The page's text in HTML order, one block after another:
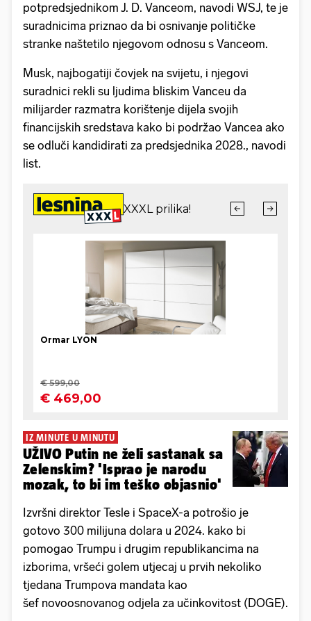
potpredsjednikom J. D. Vanceom, navodi WSJ, te je
suradnicima priznao da bi osnivanje političke
stranke naštetilo njegovom odnosu s Vanceom.
Musk, najbogatiji čovjek na svijetu, i njegovi
suradnici rekli su ljudima bliskim Vanceu da
milijarder razmatra korištenje dijela svojih
financijskih sredstava kako bi podržao Vancea ako
se odluči kandidirati za predsjednika 2028., navodi
list.
IZ MINUTE U MINUTU
UŽIVO Putin ne želi sastanak sa
Zelenskim? 'Isprao je narodu
mozak, to bi im teško objasnio'
Izvršni direktor Tesle i SpaceX-a potrošio je
gotovo 300 milijuna dolara u 2024. kako bi
pomogao Trumpu i drugim republikancima na
izborima, vršeći golem utjecaj u prvih nekoliko
tjedana Trumpova mandata kao
šef novoosnovanog odjela za učinkovitost (DOGE).